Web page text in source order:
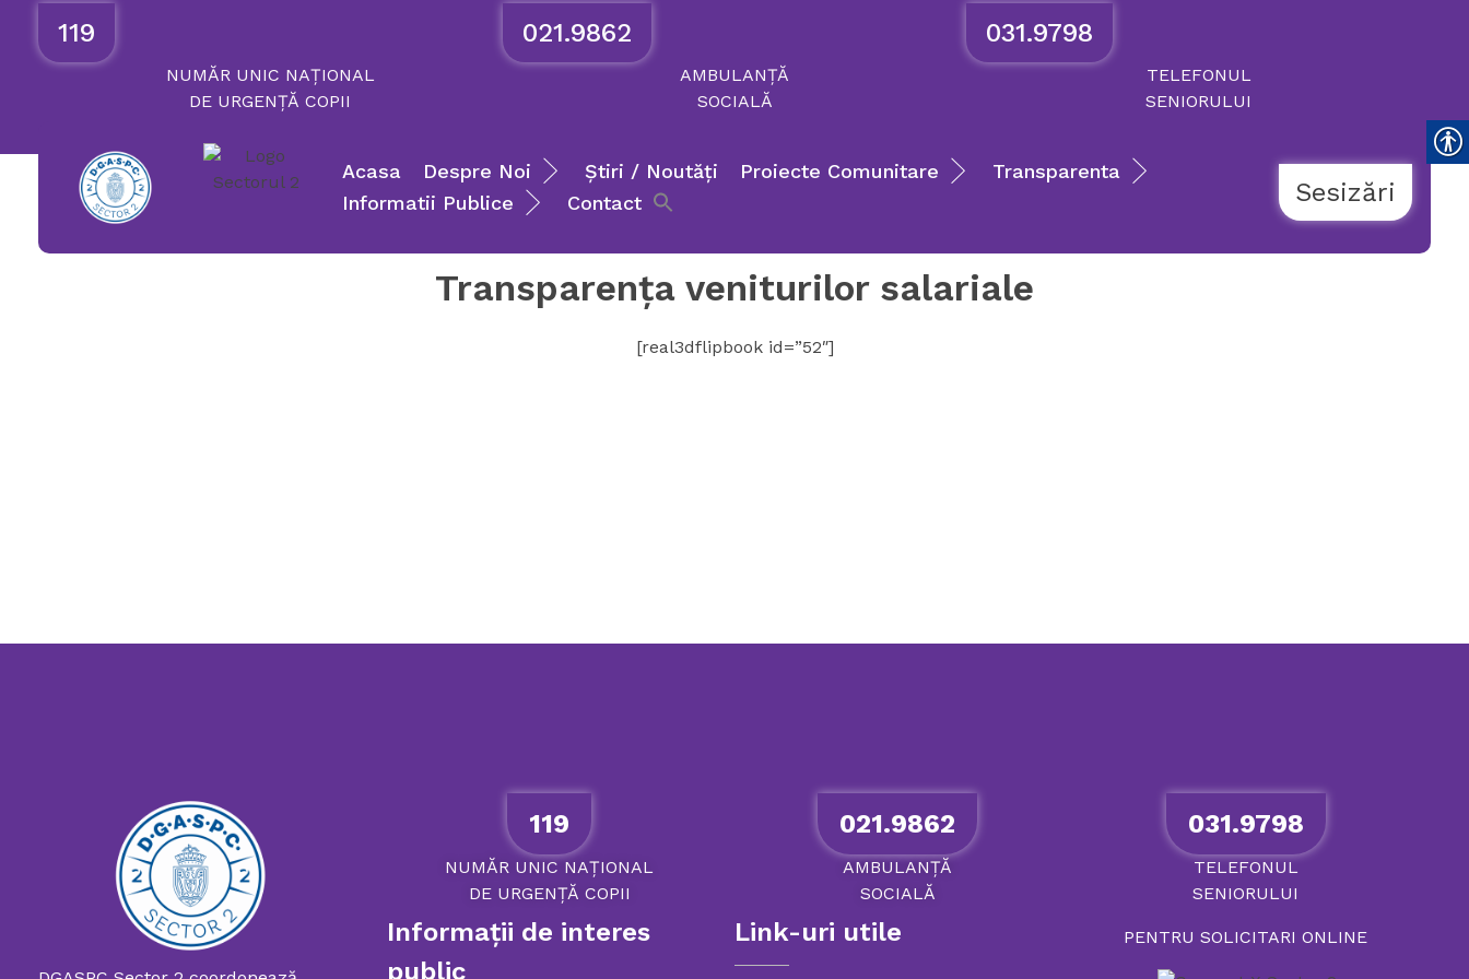
119
NUMĂRUNIC NAȚIONAL
DE URGENȚĂ COPII
021.9862
AMBULANȚĂ
SOCIALĂ
031.9798
TELEFONUL
SENIORULUI
Acasa Despre Noi Știri / Noutăți Proiecte Comunitare
Transparenta
Informatii Publice
Contact Sesizări
Transparența veniturilor salariale
[real3dflipbook id=”52″]
119
NUMĂR UNIC NAȚIONAL
DE URGENȚĂ COPII
Informații de interes
public
021.9862
AMBULANȚĂ
SOCIALĂ
Link-uri utile
031.9798
TELEFONUL
SENIORULUI
PENTRU SOLICITARI ONLINE